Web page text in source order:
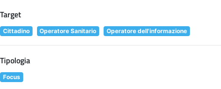
Target
Cittadino Operatore Sanitario Operatore dell'informazione
Tipologia
Focus